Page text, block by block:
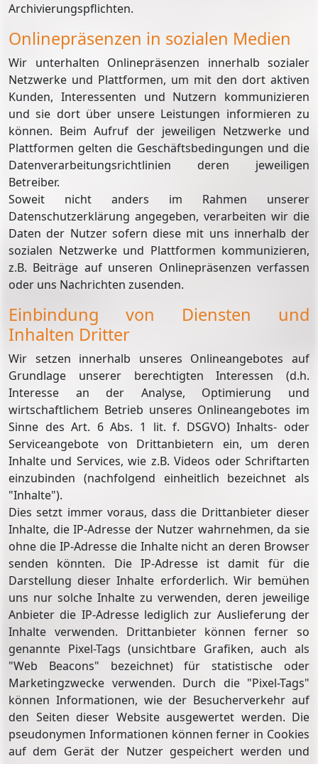
Archivierungspflichten.
Onlinepräsenzen in sozialen Medien
Wir unterhalten Onlinepräsenzen innerhalb sozialer
Netzwerke und Plattformen, um mit den dort aktiven
Kunden, Interessenten und Nutzern kommunizieren
und sie dort über unsere Leistungen informieren zu
können. Beim Aufruf der jeweiligen Netzwerke und
Plattformen gelten die Geschäftsbedingungen und die
Datenverarbeitungsrichtlinien deren jeweiligen
Betreiber.
Soweit nicht anders im Rahmen unserer
Datenschutzerklärung angegeben, verarbeiten wir die
Daten der Nutzer sofern diese mit uns innerhalb der
sozialen Netzwerke und Plattformen kommunizieren,
z.B. Beiträge auf unseren Onlinepräsenzen verfassen
oder uns Nachrichten zusenden.
Einbindung von Diensten und
Inhalten Dritter
Wir setzen innerhalb unseres Onlineangebotes auf
Grundlage unserer berechtigten Interessen (d.h.
Interesse an der Analyse, Optimierung und
wirtschaftlichem Betrieb unseres Onlineangebotes im
Sinne des Art. 6 Abs. 1 lit. f. DSGVO) Inhalts- oder
Serviceangebote von Drittanbietern ein, um deren
Inhalte und Services, wie z.B. Videos oder Schriftarten
einzubinden (nachfolgend einheitlich bezeichnet als
"Inhalte").
Dies setzt immer voraus, dass die Drittanbieter dieser
Inhalte, die IP-Adresse der Nutzer wahrnehmen, da sie
ohne die IP-Adresse die Inhalte nicht an deren Browser
senden könnten. Die IP-Adresse ist damit für die
Darstellung dieser Inhalte erforderlich. Wir bemühen
uns nur solche Inhalte zu verwenden, deren jeweilige
Anbieter die IP-Adresse lediglich zur Auslieferung der
Inhalte verwenden. Drittanbieter können ferner so
genannte Pixel-Tags (unsichtbare Grafiken, auch als
"Web Beacons" bezeichnet) für statistische oder
Marketingzwecke verwenden. Durch die "Pixel-Tags"
können Informationen, wie der Besucherverkehr auf
den Seiten dieser Website ausgewertet werden. Die
pseudonymen Informationen können ferner in Cookies
auf dem Gerät der Nutzer gespeichert werden und